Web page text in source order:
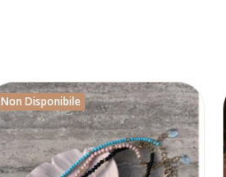
Non Disponibile